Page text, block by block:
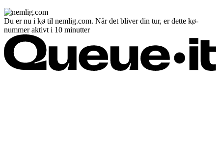
Du er nu i kø til nemlig.com. Når det bliver din tur, er dette kø-
nummer aktivt i 10 minutter